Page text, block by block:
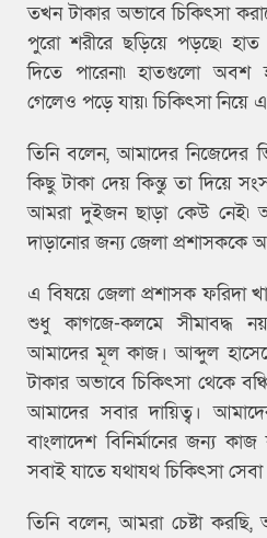
তখন টাকার অভাবে চিকিৎসা
পুরো শরীরে ছড়িয়ে পড়ছে৷
দিতে পারেনা৷ হাতগুলো
গেলেও পড়ে যায়৷ চিকিৎসা
তিনি বলেন, আমাদের নিজেদের
কিছু টাকা দেয় কিন্তু তা দিয়ে
আমরা দুইজন ছাড়া কেউ নেই৷
দাড়ানোর জন্য জেলা প্রশাসককে
এ বিষয়ে জেলা প্রশাসক ফরিদা
শুধু কাগজে-কলমে সীমাবদ্ধ
আমাদের মূল কাজ। আব্দুল
টাকার অভাবে চিকিৎসা থেকে
আমাদের সবার দায়িত্ব।
বাংলাদেশ বিনির্মানের জন্য কাজ
সবাই যাতে যথাযথ চিকিৎসা সেবা
তিনি বলেন, আমরা চেষ্টা